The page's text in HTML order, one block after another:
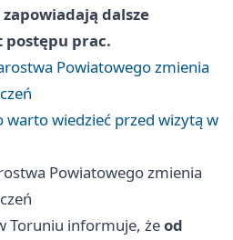
dalsze
prac.
Powiatowego zmienia
warto wiedzieć przed wizytą w
Powiatowego zmienia
Toruniu informuje, żeod